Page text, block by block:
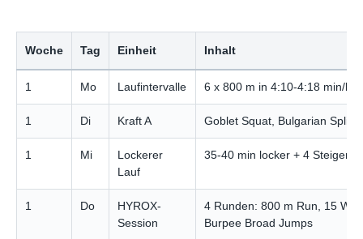
Woche Tag Einheit Inhalt
1 Mo Laufintervalle 6 x 800 m in 4:10-4:18 min/
1 Di Kraft A Goblet Squat, Bulgarian Split
1 Mi
Lockerer
Lauf
35-40 min locker + 4
1 Do
HYROX-
Session
4 Runden: 800 m Run, 15
Burpee Broad Jumps